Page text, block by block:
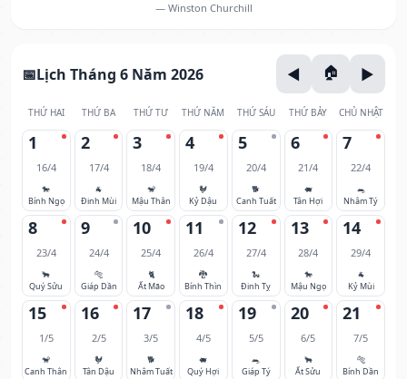
— Winston Churchill
Lịch Tháng 6 Năm 2026
THỨ HAI THỨ BA THỨ TƯ THỨ NĂM THỨ SÁU THỨ BẢY CHỦ NHẬT
1
16/4
🐎
Bính Ngọ
2
17/4
🐐
Đinh Mùi
3
18/4
🐒
Mậu Thân
4
19/4
🐓
Kỷ Dậu
5
20/4
🐕
Canh Tuất
6
21/4
🐖
Tân Hợi
7
22/4
🐀
Nhâm Tý
8
23/4
🐂
Quý Sửu
9
24/4
🐅
Giáp Dần
10
25/4
🐈
Ất Mão
11
26/4
🐉
Bính Thìn
12
27/4
🐍
Đinh Tỵ
13
28/4
🐎
Mậu Ngọ
14
29/4
🐐
Kỷ Mùi
15
1/5
🐒
Canh Thân
16
2/5
🐓
Tân Dậu
17
3/5
🐕
Nhâm Tuất
18
4/5
🐖
Quý Hợi
19
5/5
🐀
Giáp Tý
20
6/5
🐂
Ất Sửu
21
7/5
🐅
Bính Dần